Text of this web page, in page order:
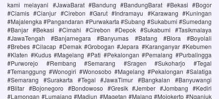
kami melayani #JawaBarat #Bandung #BandungBarat #Bekasi #Bogor
#Ciamis #Cianjur #Cirebon #Garut #Indramayu #Karawang #Kuningan
#Majalengka #Pangandaran #Purwakarta #Subang #Sukabumi #Sumedang
#Banjar #Bekasi #Cimahi #Cirebon #Depok #Sukabumi #Tasikmalaya
#JawaTengah #Banjarnegara #Banyumas #Batang #Blora #Boyolali
#Brebes #Cilacap #Demak #Grobogan #Jepara #Karanganyar #Kebumen
#Klaten #Kudus #Magelang #Pati #Pekalongan #Pemalang #Purbalingga
#Purworejo #Rembang #Semarang #Sragen #Sukoharjo #Tegal
#Temanggung #Wonogiri #Wonosobo #Magelang #Pekalongan #Salatiga
#Semarang #Surakarta #Tegal #JawaTimur #Bangkalan #Banyuwangi
#Blitar #Bojonegoro #Bondowoso #Gresik #Jember #Jombang #Kediri
#Lamongan #Lumajang #Madiun #Magetan #Malang #Mojokerto #Nganjuk